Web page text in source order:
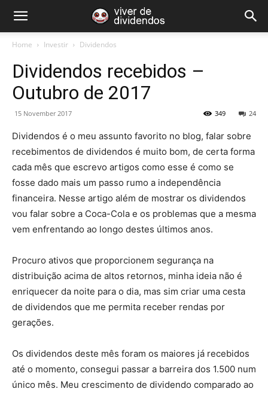
Home Investir Dividendos
Dividendos recebidos –
Outubro de 2017
15 November 2017 24
349
Dividendos é o meu assunto favorito no blog, falar sobre
recebimentos de dividendos é muito bom, de certa forma
cada mês que escrevo artigos como esse é como se
fosse dado mais um passo rumo a independência
financeira. Nesse artigo além de mostrar os dividendos
vou falar sobre a Coca-Cola e os problemas que a mesma
vem enfrentando ao longo destes últimos anos.
Procuro ativos que proporcionem segurança na
distribuição acima de altos retornos, minha ideia não é
enriquecer da noite para o dia, mas sim criar uma cesta
de dividendos que me permita receber rendas por
gerações.
Os dividendos deste mês foram os maiores já recebidos
até o momento, consegui passar a barreira dos 1.500 num
único mês. Meu crescimento de dividendo comparado ao